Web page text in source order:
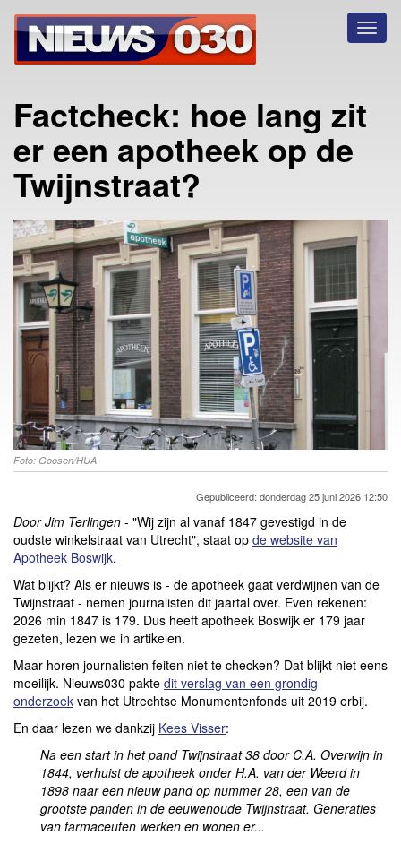
Factcheck: hoe lang zit
er een apotheek op de
Twijnstraat?
Foto: Goosen/HUA
Gepubliceerd: donderdag 25 juni 2026 12:50
Door Jim Terlingen - "Wij zijn al vanaf 1847 gevestigd in de
oudste winkelstraat van Utrecht", staat op de website van
Apotheek Boswijk.
Wat blijkt? Als er nieuws is - de apotheek gaat verdwijnen van de
Twijnstraat - nemen journalisten dit jaartal over. Even rekenen:
2026 min 1847 is 179. Dus heeft apotheek Boswijk er 179 jaar
gezeten, lezen we in artikelen.
Maar horen journalisten feiten niet te checken? Dat blijkt niet eens
moeilijk. Nieuws030 pakte dit verslag van een grondig
onderzoek van het Utrechtse Monumentenfonds uit 2019 erbij.
En daar lezen we dankzij Kees Visser:
Na een start in het pand Twijnstraat 38 door C.A. Overwijn in
1844, verhuist de apotheek onder H.A. van der Weerd in
1898 naar een nieuw pand op nummer 28, een van de
grootste panden in de eeuwenoude Twijnstraat. Generaties
van farmaceuten werken en wonen er...